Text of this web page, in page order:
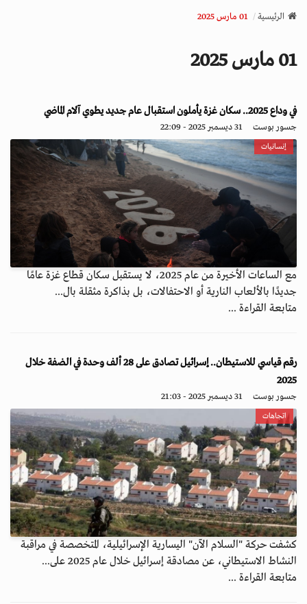
v
a
o
n
الرئيسية 01 مارس 2025
01 مارس 2025
في وداع 2025.. سكان غزة يأملون استقبال عام جديد يطوي آلام الماضي
جسور بوست 31 ديسمبر 2025 - 22:09
إنسانيات
مع الساعات الأخيرة من عام 2025، لا يستقبل سكان قطاع غزة عامًا
جديدًا بالألعاب النارية أو الاحتفالات، بل بذاكرة مثقلة بال...
متابعة القراءة ...
رقم قياسي للاستيطان.. إسرائيل تصادق على 28 ألف وحدة في الضفة خلال
2025
جسور بوست 31 ديسمبر 2025 - 21:03
اتجاهات
كشفت حركة "السلام الآن" اليسارية الإسرائيلية، المتخصصة في مراقبة
النشاط الاستيطاني، عن مصادقة إسرائيل خلال عام 2025 على...
متابعة القراءة ...